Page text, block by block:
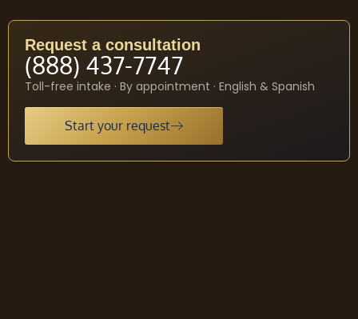
Request a consultation
(888) 437-7747
Toll-free intake · By appointment · English & Spanish
Start your request